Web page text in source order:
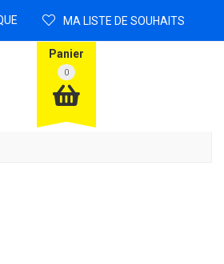
Panier
MA LISTE DE SOUHAITS